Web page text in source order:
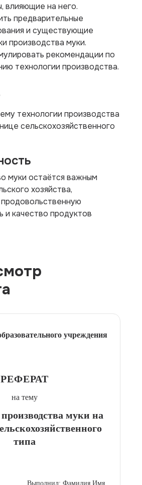
влияющие на него.
предварительные
и существующие
производства муки.
рекомендации по
технологии производства.
технологии производства
сельскохозяйственного
муки остаётся важным
хозяйства,
и качество продуктов
учреждения
РЕФЕРАТ
на тему
муки на
типа
Выполнил: Фамилия Имя